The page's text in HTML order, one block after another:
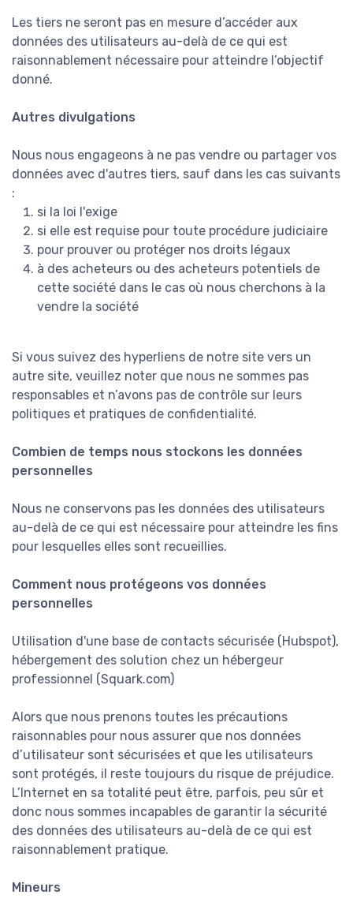
Les tiers ne seront pas en mesure d’accéder aux
données des utilisateurs au-delà de ce qui est
raisonnablement nécessaire pour atteindre l’objectif
donné.
Autres divulgations
Nous nous engageons à ne pas vendre ou partager vos
données avec d'autres tiers, sauf dans les cas suivants
:
si la loi l'exige
si elle est requise pour toute procédure judiciaire
pour prouver ou protéger nos droits légaux
à des acheteurs ou des acheteurs potentiels de
cette société dans le cas où nous cherchons à la
vendre la société
Si vous suivez des hyperliens de notre site vers un
autre site, veuillez noter que nous ne sommes pas
responsables et n’avons pas de contrôle sur leurs
politiques et pratiques de confidentialité.
Combien de temps nous stockons les données
personnelles
Nous ne conservons pas les données des utilisateurs
au-delà de ce qui est nécessaire pour atteindre les fins
pour lesquelles elles sont recueillies.
Comment nous protégeons vos données
personnelles
Utilisation d'une base de contacts sécurisée (Hubspot),
hébergement des solution chez un hébergeur
professionnel (Squark.com)
Alors que nous prenons toutes les précautions
raisonnables pour nous assurer que nos données
d’utilisateur sont sécurisées et que les utilisateurs
sont protégés, il reste toujours du risque de préjudice.
L’Internet en sa totalité peut être, parfois, peu sûr et
donc nous sommes incapables de garantir la sécurité
des données des utilisateurs au-delà de ce qui est
raisonnablement pratique.
Mineurs